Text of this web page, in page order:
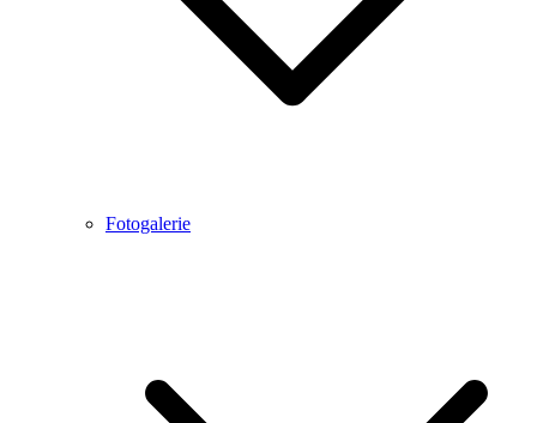
Fotogalerie